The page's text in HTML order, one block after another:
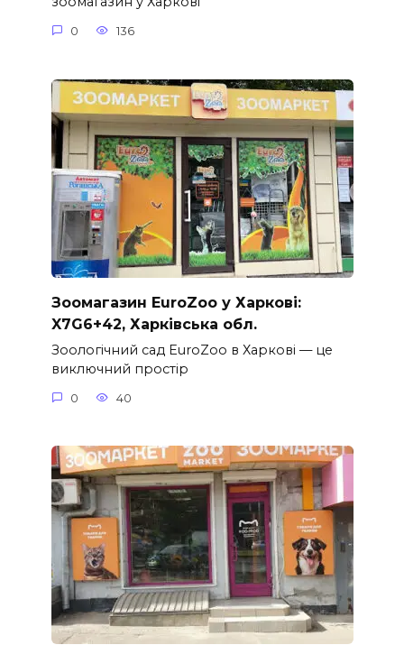
0 136
Зоомагазин EuroZoo у Харкові:
X7G6+42, Харківська обл.
Зоологічний сад EuroZoo в Харкові — це
виключний простір
0 40